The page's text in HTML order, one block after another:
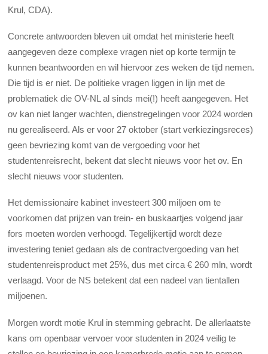
Krul, CDA).
Concrete antwoorden bleven uit omdat het ministerie heeft
aangegeven deze complexe vragen niet op korte termijn te
kunnen beantwoorden en wil hiervoor zes weken de tijd nemen.
Die tijd is er niet. De politieke vragen liggen in lijn met de
problematiek die OV-NL al sinds mei(!) heeft aangegeven. Het
ov kan niet langer wachten, dienstregelingen voor 2024 worden
nu gerealiseerd. Als er voor 27 oktober (start verkiezingsreces)
geen bevriezing komt van de vergoeding voor het
studentenreisrecht, bekent dat slecht nieuws voor het ov. En
slecht nieuws voor studenten.
Het demissionaire kabinet investeert 300 miljoen om te
voorkomen dat prijzen van trein- en buskaartjes volgend jaar
fors moeten worden verhoogd. Tegelijkertijd wordt deze
investering teniet gedaan als de contractvergoeding van het
studentenreisproduct met 25%, dus met circa € 260 mln, wordt
verlaagd. Voor de NS betekent dat een nadeel van tientallen
miljoenen.
Morgen wordt motie Krul in stemming gebracht. De allerlaatste
kans om openbaar vervoer voor studenten in 2024 veilig te